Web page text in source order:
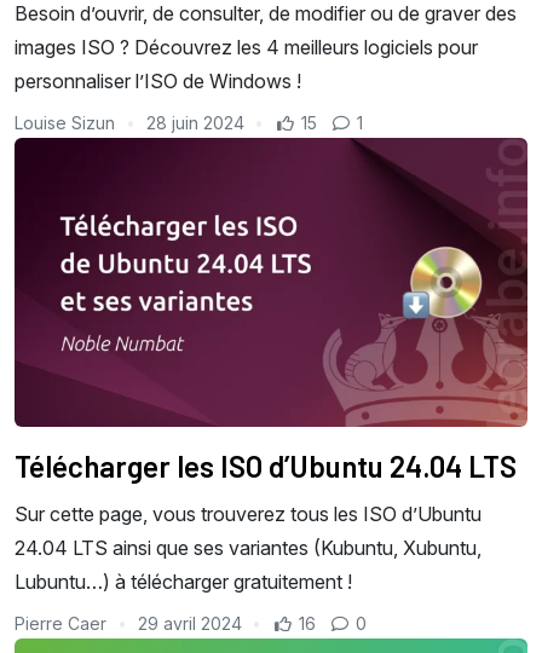
Besoin d’ouvrir, de consulter, de modifier ou de graver des
images ISO ? Découvrez les 4 meilleurs logiciels pour
personnaliser l’ISO de Windows !
Louise Sizun 28 juin 2024 15 1
Télécharger les ISO d’Ubuntu 24.04 LTS
Sur cette page, vous trouverez tous les ISO d’Ubuntu
24.04 LTS ainsi que ses variantes (Kubuntu, Xubuntu,
Lubuntu…) à télécharger gratuitement !
Pierre Caer 29 avril 2024 16 0